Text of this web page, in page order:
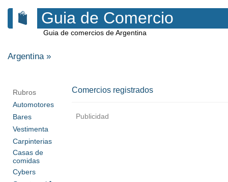
Guia de Comercio
Guia de comercios de Argentina
Argentina»
Rubros
Automotores
Bares
Vestimenta
Carpinterias
Casas de
comidas
Cybers
Comercios registrados
Publicidad